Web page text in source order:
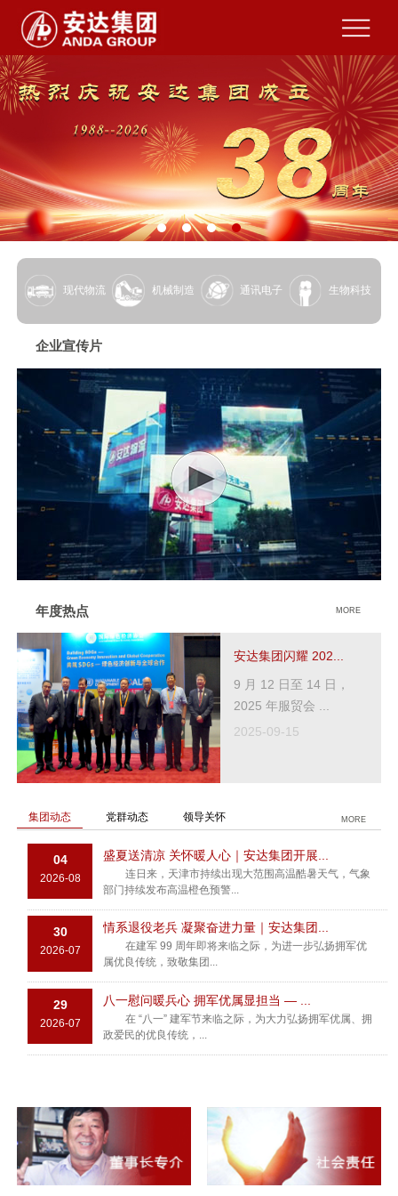
现代物流 机械制造 通讯电子 生物科技
企业宣传片
年度热点 MORE
安达集团闪耀 202...
9 月 12 日至 14 日，
2025 年服贸会 ...
2025-09-15
集团动态 党群动态 领导关怀 MORE
04
2026-08
盛夏送清凉 关怀暖人心｜安达集团开展...
连日来，天津市持续出现大范围高温酷暑天气，气象
部门持续发布高温橙色预警...
30
2026-07
情系退役老兵 凝聚奋进力量｜安达集团...
在建军 99 周年即将来临之际，为进一步弘扬拥军优
属优良传统，致敬集团...
29
2026-07
八一慰问暖兵心 拥军优属显担当 — ...
在 “八一” 建军节来临之际，为大力弘扬拥军优属、拥
政爱民的优良传统，...